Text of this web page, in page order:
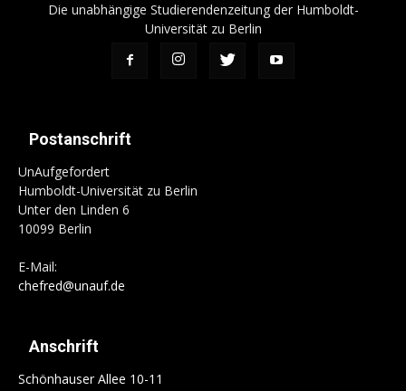
Die unabhängige Studierendenzeitung der Humboldt-
Universität zu Berlin
Postanschrift
UnAufgefordert
Humboldt-Universität zu Berlin
Unter den Linden 6
10099 Berlin
E-Mail:
chefred@unauf.de
Anschrift
Schönhauser Allee 10-11